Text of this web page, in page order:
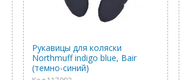
Рукавицы для коляски
Northmuff indigo blue, Bair
(темно-синий)